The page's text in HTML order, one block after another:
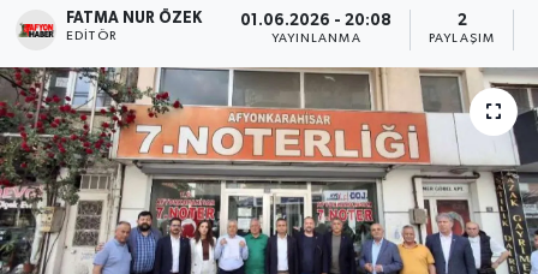
FATMA NUR ÖZEK
EDITÖR
01.06.2026 - 20:08
YAYINLANMA
2
PAYLAŞIM
Magazin
Etkinlikler